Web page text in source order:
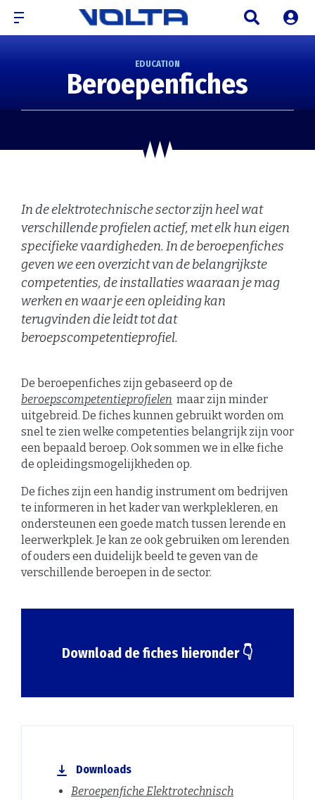
EDUCATION
Beroepenfiches
In de elektrotechnische sector zijn heel wat
verschillende profielen actief, met elk hun eigen
specifieke vaardigheden. In de beroepenfiches
geven we een overzicht van de belangrijkste
competenties, de installaties waaraan je mag
werken en waar je een opleiding kan
terugvinden die leidt tot dat
beroepscompetentieprofiel.
De beroepenfiches zijn gebaseerd op de
beroepscompetentieprofielen maar zijn minder
uitgebreid. De fiches kunnen gebruikt worden om
snel te zien welke competenties belangrijk zijn voor
een bepaald beroep. Ook sommen we in elke fiche
de opleidingsmogelijkheden op.
De fiches zijn een handig instrument om bedrijven
te informeren in het kader van werkplekleren, en
ondersteunen een goede match tussen lerende en
leerwerkplek. Je kan ze ook gebruiken om lerenden
of ouders een duidelijk beeld te geven van de
verschillende beroepen in de sector.
Download de fiches hieronder 👇
Downloads
Beroepenfiche Elektrotechnisch